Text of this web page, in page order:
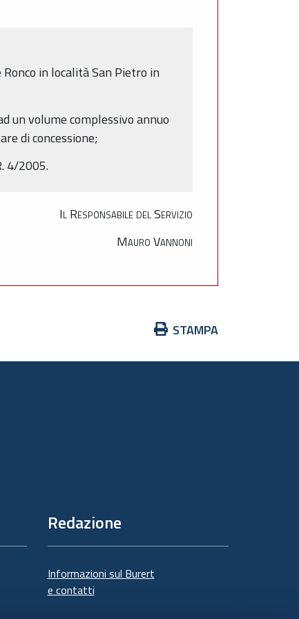
in località San Pietro in
un volume complessivo annuo
di concessione;
4/2005.
Il Responsabile del Servizio
Mauro Vannoni
Azioni
documento
STAMPA
Redazione
Informazioni sul Burert
e contatti